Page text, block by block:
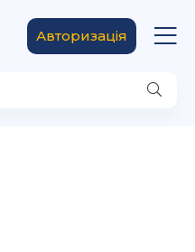
Авторизація